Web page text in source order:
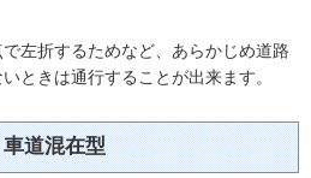
左折するためなど、あらかじめ道路
ときは通行することが出来ます。
道混在型